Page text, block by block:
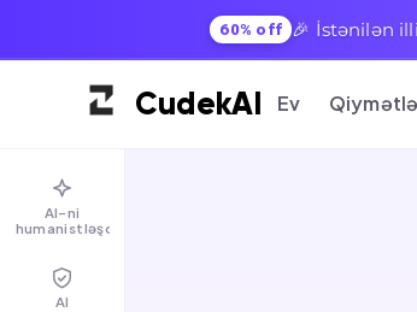
60% off 🎉 İstənilən
CudekAI Ev
AI-ni
humanistləşdirin
AI